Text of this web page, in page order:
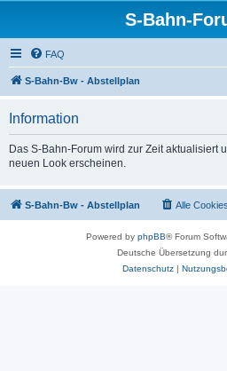
S-Bahn-
FAQ
S-Bahn-Bw - Abstellplan
Information
Das S-Bahn-Forum wird zur Zeit aktualisiert
neuen Look erscheinen.
S-Bahn-Bw - Abstellplan Alle
Powered by phpBB® Forum
Deutsche Übersetzung
Datenschutz|